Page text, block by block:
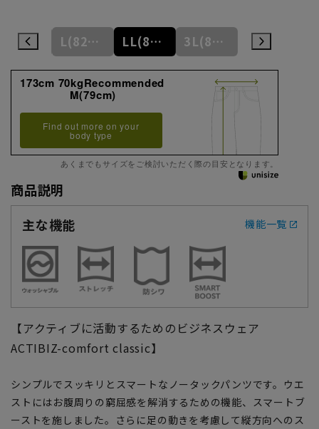
M(79cm) L(82cm) LL(85cm) 3L(88cm)
173cm 70kgRecommended
M(79cm)
Find out more on your
body type
あくまでもサイズをご検討いただく際の目安となります。
商品説明
主な機能
機能一覧
【アクティブに活動するためのビジネスウェア
ACTIBIZ-comfort classic】
シンプルでスッキリとスマートなノータックパンツです。ウエ
ストにはお腹周りの窮屈感を解消するための機能、スマートブ
ーストを施しました。さらに足の動きを考慮して縦方向へのス